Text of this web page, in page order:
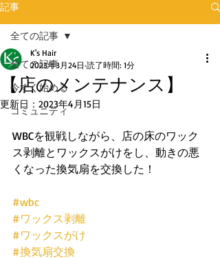
記事
全ての記事
今すぐ始める
コミュニティ
全ての記事
【店のメンテナンス】
K's Hair
2023年3月24日 読了時間: 1分
更新日： 2023年4月15日
WBCを観戦しながら、店の床のワック
ス剥離とワックスがけをし、動きの悪
くなった換気扇を交換した！
#wbc
#ワックス剥離
#ワックスがけ
#換気扇交換